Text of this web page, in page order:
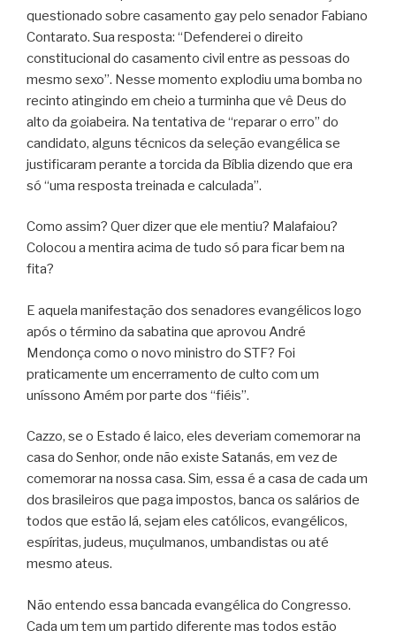
questionado sobre casamento gay pelo senador Fabiano
Contarato. Sua resposta: “Defenderei o direito
constitucional do casamento civil entre as pessoas do
mesmo sexo”. Nesse momento explodiu uma bomba no
recinto atingindo em cheio a turminha que vê Deus do
alto da goiabeira. Na tentativa de “reparar o erro” do
candidato, alguns técnicos da seleção evangélica se
justificaram perante a torcida da Bíblia dizendo que era
só “uma resposta treinada e calculada”.
Como assim? Quer dizer que ele mentiu? Malafaiou?
Colocou a mentira acima de tudo só para ficar bem na
fita?
E aquela manifestação dos senadores evangélicos logo
após o término da sabatina que aprovou André
Mendonça como o novo ministro do STF? Foi
praticamente um encerramento de culto com um
uníssono Amém por parte dos “fiéis”.
Cazzo, se o Estado é laico, eles deveriam comemorar na
casa do Senhor, onde não existe Satanás, em vez de
comemorar na nossa casa. Sim, essa é a casa de cada um
dos brasileiros que paga impostos, banca os salários de
todos que estão lá, sejam eles católicos, evangélicos,
espíritas, judeus, muçulmanos, umbandistas ou até
mesmo ateus.
Não entendo essa bancada evangélica do Congresso.
Cada um tem um partido diferente mas todos estão